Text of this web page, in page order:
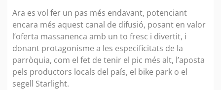
Ara es vol fer un pas més endavant, potenciant
encara més aquest canal de difusió, posant en valor
l’oferta massanenca amb un to fresc i divertit, i
donant protagonisme a les especificitats de la
parròquia, com el fet de tenir el pic més alt, l’aposta
pels productors locals del país, el bike park o el
segell Starlight.